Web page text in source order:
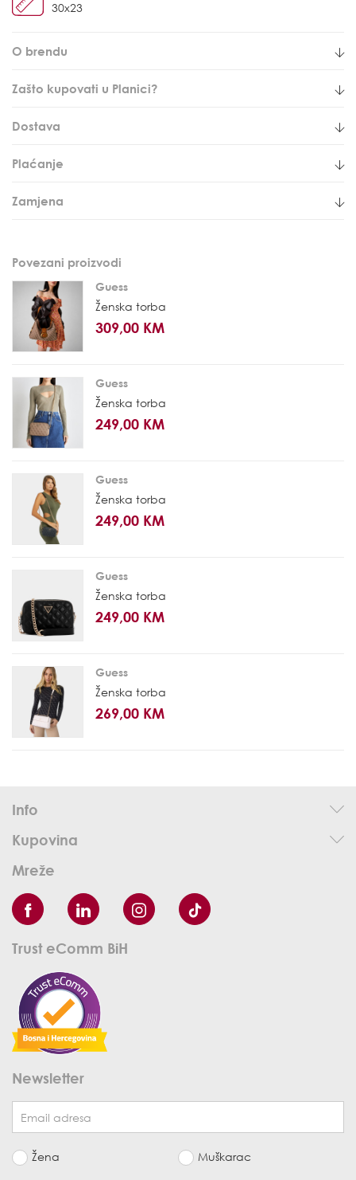
30x23
O brendu
Zašto kupovati u Planici?
Dostava
Plaćanje
Zamjena
Povezani proizvodi
Guess
Ženska torba
309,00 KM
Guess
Ženska torba
249,00 KM
Guess
Ženska torba
249,00 KM
Guess
Ženska torba
249,00 KM
Guess
Ženska torba
269,00 KM
Info
Kupovina
Mreže
Trust eComm BiH
Newsletter
Žena Muškarac